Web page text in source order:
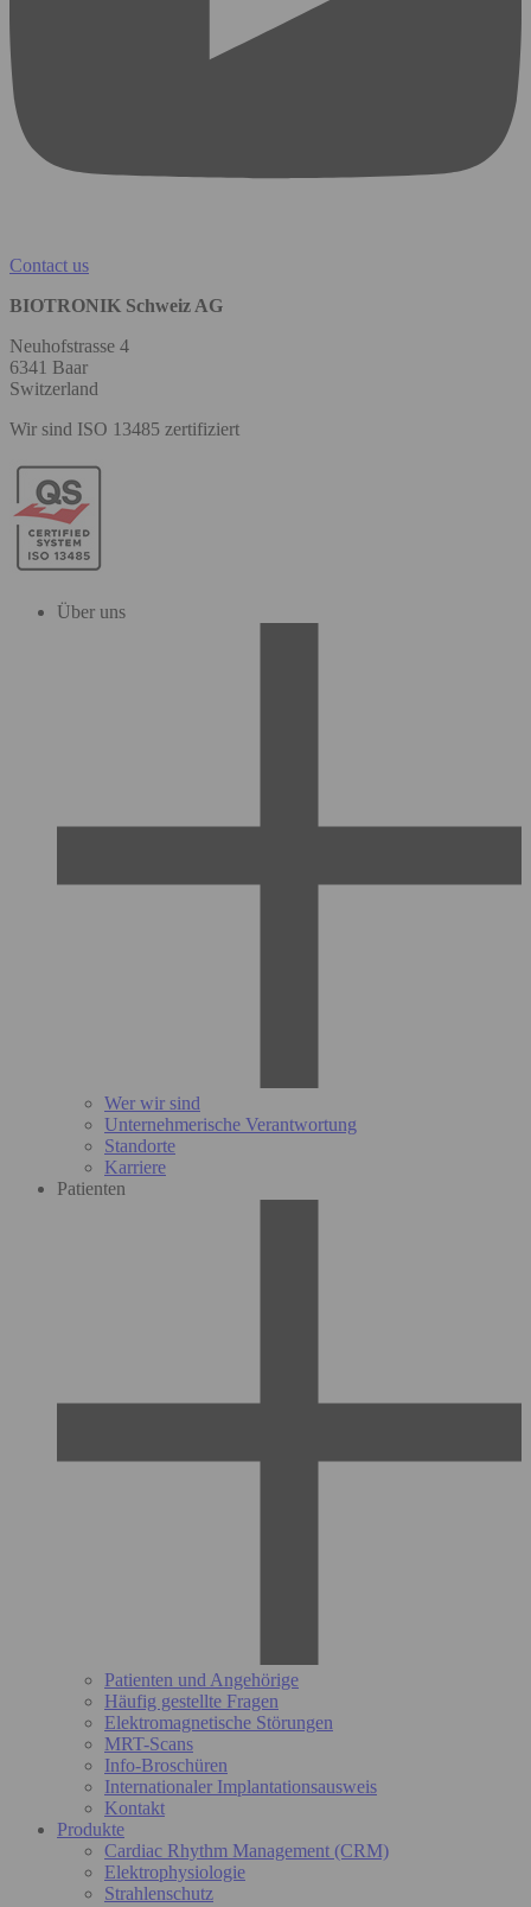
Contact us
BIOTRONIK Schweiz AG
Neuhofstrasse 4
6341 Baar
Switzerland
Wir sind ISO 13485 zertifiziert
Über uns
Wer wir sind
Unternehmerische Verantwortung
Standorte
Karriere
Patienten
Patienten und Angehörige
Häufig gestellte Fragen
Elektromagnetische Störungen
MRT-Scans
Info-Broschüren
Internationaler Implantationsausweis
Kontakt
Produkte
Cardiac Rhythm Management (CRM)
Elektrophysiologie
Strahlenschutz